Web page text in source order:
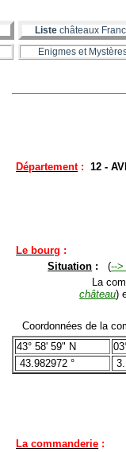
Liste châteaux
Enigmes et
Département : 12 -
Le bourg :
Situation : (-->
La
château)
Coordonnées de la
43° 58' 59" N
43.982972 °
La commanderie :